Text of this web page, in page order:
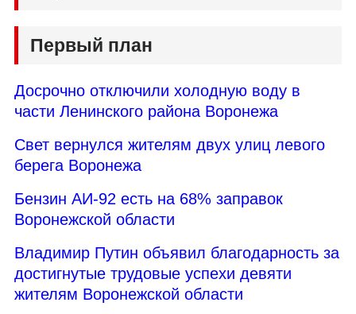
Первый план
Досрочно отключили холодную воду в
части Ленинского района Воронежа
Свет вернулся жителям двух улиц левого
берега Воронежа
Бензин АИ-92 есть на 68% заправок
Воронежской области
Владимир Путин объявил благодарность за
достигнутые трудовые успехи девяти
жителям Воронежской области